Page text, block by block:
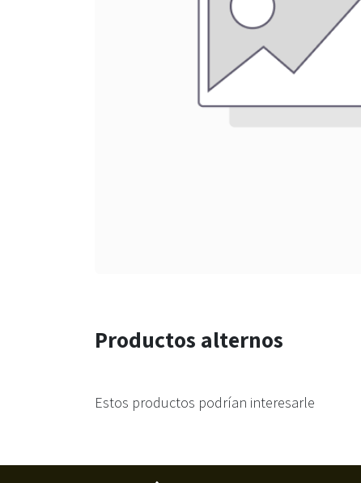
Productos alternos
Estos productos podrían interesarle